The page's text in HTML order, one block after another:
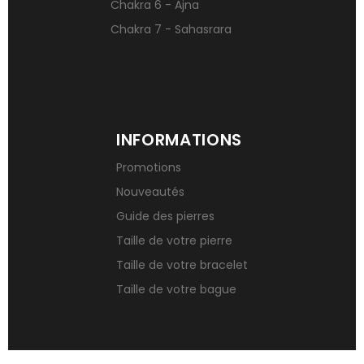
Chakra 6 - Ajna
Chakra 7 - Sahasrara
INFORMATIONS
Promotions
Nouveautés
Guide des pierres
Taille de votre pierre
Taille de votre bracelet
Taille de votre bague